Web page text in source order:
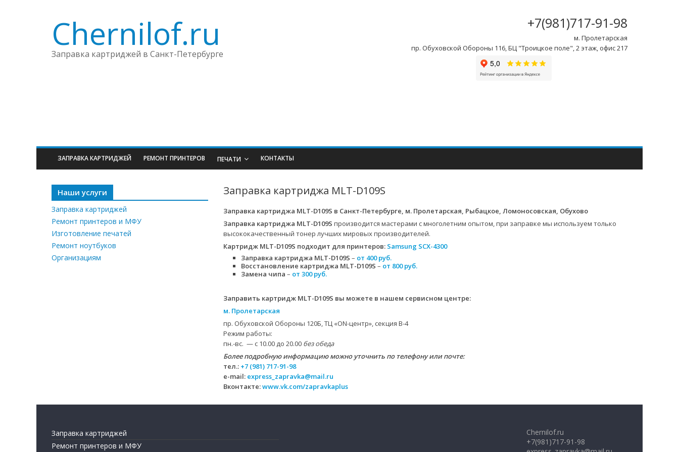
Chernilof.ru
Заправка картриджей в Санкт-Петербурге
+7(981)717-91-98
м. Пролетарская
пр. Обуховской Обороны 116, БЦ "Троицкое поле", 2 этаж, офис 217
ЗАПРАВКА КАРТРИДЖЕЙ РЕМОНТ ПРИНТЕРОВ ПЕЧАТИ КОНТАКТЫ
Заправка картриджа MLT-D109S
Заправка картриджа MLT-D109S в Санкт-Петербурге, м. Пролетарская, Рыбацкое, Ломоносовская, Обухово
Заправка картриджа MLT-D109S производится мастерами с многолетним опытом, при заправке мы используем только
высококачественный тонер лучших мировых производителей.
Картридж MLT-D109S подходит для принтеров: Samsung SCX-4300
Заправка картриджа MLT-D109S – от 400 руб.
Восстановление картриджа MLT-D109S – от 800 руб.
Замена чипа – от 300 руб.
Заправить картридж MLT-D109S вы можете в нашем сервисном центре:
м. Пролетарская
пр. Обуховской Обороны 120Б, ТЦ «ON-центр», секция B-4
Режим работы:
пн.-вс. — с 10.00 до 20.00 без обеда
Более подробную информацию можно уточнить по телефону или почте:
тел.: +7 (981) 717-91-98
e-mail: express_zapravka@mail.ru
Вконтакте:www.vk.com/zapravkaplus
Наши услуги
Заправка картриджей
Ремонт принтеров и МФУ
Изготовление печатей
Ремонт ноутбуков
Организациям
Заправка картриджей
Ремонт принтеров и МФУ
Chernilof.ru
+7(981)717-91-98